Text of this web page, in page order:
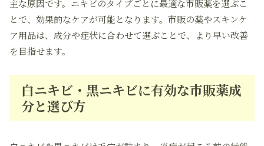
主な原因です。ニキビのタイプごとに最適な市販薬を選ぶこ
とで、効果的なケアが可能となります。市販の薬やスキンケ
ア用品は、成分や症状に合わせて選ぶことで、より早い改善
を目指せます。
白ニキビ・黒ニキビに有効な市販薬成
分と選び方